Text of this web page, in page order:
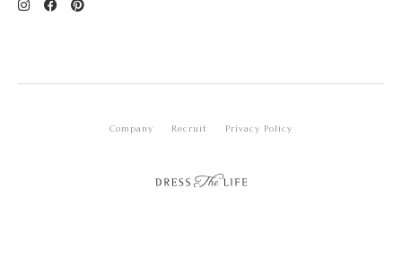
Company Recruit Privacy Policy